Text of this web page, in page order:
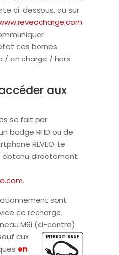
ci-dessous, ou sur
des bornes
/ en charge / hors
aux
se fait par
badge RFID ou de
REVEO. Le
directement
.
sont
de recharge.
M6i (ci-contre)
aux
en